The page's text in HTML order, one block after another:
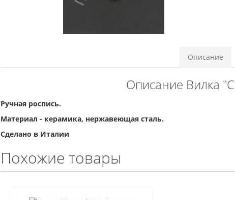
Описание
Описание Вилка
Ручная роспись.
Материал - керамика, нержавеющая сталь.
Сделано в Италии
Похожие товары